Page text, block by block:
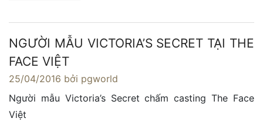
NGƯỜI MẪU VICTORIA’S SECRET TẠI THE
FACE VIỆT
25/04/2016 bởi pgworld
Người mẫu Victoria’s Secret chấm casting The Face
Việt